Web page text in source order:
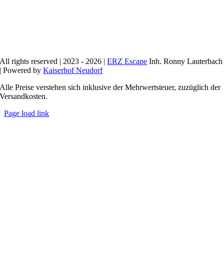
All rights reserved | 2023 - 2026 |ERZ Escape Inh. Ronny Lauterbach
| Powered byKaiserhof Neudorf
Alle Preise verstehen sich inklusive der Mehrwertsteuer, zuzüglich der
Versandkosten.
Page load link